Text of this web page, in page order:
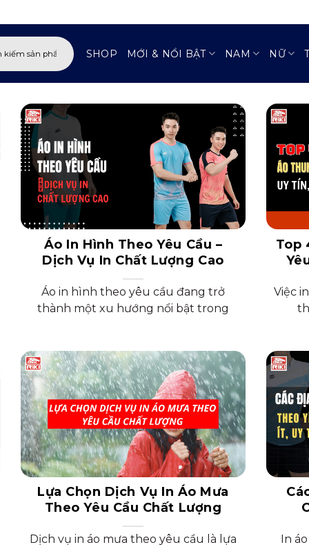
SHOP MỚI & NỔI BẬT NAM NỮ
Áo In Hình Theo Yêu Cầu –
Dịch Vụ In Chất Lượng Cao
Áo in hình theo yêu cầu đang trở
thành một xu hướng nổi bật trong
Top
Việc
Lựa Chọn Dịch Vụ In Áo Mưa
Theo Yêu Cầu Chất Lượng
Dịch vụ in áo mưa theo yêu cầu là lựa
In